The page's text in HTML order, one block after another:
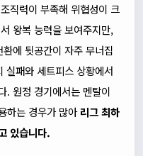
직력이 부족해 위협성이 크
왕복 능력을 보여주지만,
에 뒷공간이 자주 무너집
실패와 세트피스 상황에서
. 원정 경기에서는 멘탈이
하는 경우가 많아리그 최하
있습니다.